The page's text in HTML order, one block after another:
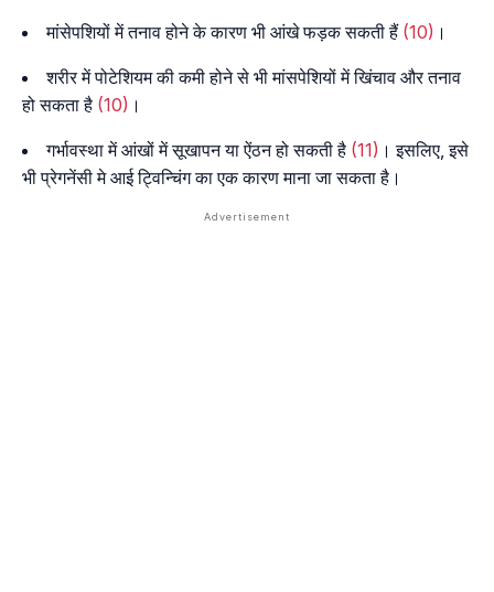
मांसेपशियों में तनाव होने के कारण भी आंखे फड़क सकती हैं (10) ।
शरीर में पोटेशियम की कमी होने से भी मांसपेशियों में खिंचाव और तनाव
हो सकता है (10) ।
गर्भावस्था में आंखों में सूखापन या ऐंठन हो सकती है (11) । इसलिए, इसे
भी प्रेगनेंसी मे आई ट्विन्चिंग का एक कारण माना जा सकता है।